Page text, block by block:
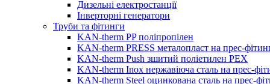
Дизельні електростанції
Інверторні генератори
Труби та фітинги
KAN-therm PP поліпропілен
KAN-therm PRESS металопласт на прес-
KAN-therm Push зшитий поліетилен PEX
KAN-therm Inox нержавіюча сталь на прес-
KAN-therm Steel оцинкована сталь на прес-